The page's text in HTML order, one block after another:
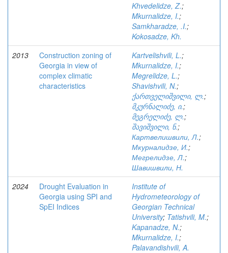
Khvedelidze, Z.;
Mkurnalidze, I.;
Samkharadze, .I.;
Kokosadze, Kh.
2013
Construction zoning of
Georgia in view of
complex climatic
characteristics
Kartvelishvili, L.;
Mkurnalidze, I.;
Megrelidze, L.;
Shavishvili, N.;
ქართველიშვილი, ლ.;
მკურნალიძე, ი.;
მეგრელიძე, ლ.;
შავიშვილი, ნ.;
Картвелишвили, Л.;
Мкурналидзе, И.;
Мегрелидзе, Л.;
Шавишвили, Н.
2024
Drought Evaluation in
Georgia using SPI and
SpEI Indices
Institute of
Hydrometeorology of
Georgian Technical
University; Tatishvili, M.;
Kapanadze, N.;
Mkurnalidze, I.;
Palavandishvili, A.